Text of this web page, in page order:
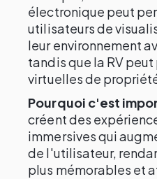
électronique peut
utilisateurs de
leur environnement
tandis que la RV
virtuelles de
Pourquoi c'est
créent des
immersives qui
de l'utilisateur,
plus mémorables et